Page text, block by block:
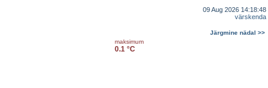
09 Aug 2026 14:18:48
värskenda
Järgmine nädal >>
maksimum
0.1 °C